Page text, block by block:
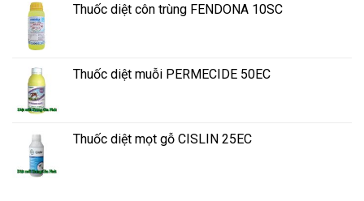
Thuốc diệt côn trùng FENDONA 10SC
Thuốc diệt muỗi PERMECIDE 50EC
Thuốc diệt mọt gỗ CISLIN 25EC